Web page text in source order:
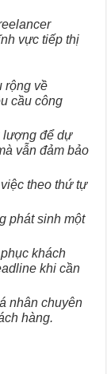
vực tiếp thị
rộng về
cầu công
lượng để dự
vẫn đảm bảo
theo thứ tự
phát sinh một
khách
khi cần
nhân chuyên
hàng.